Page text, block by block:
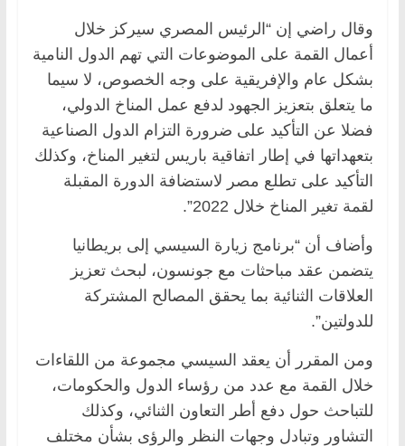
وقال راضي إن “الرئيس المصري سيركز خلال
أعمال القمة على الموضوعات التي تهم الدول النامية
بشكل عام والإفريقية على وجه الخصوص، لا سيما
ما يتعلق بتعزيز الجهود لدفع عمل المناخ الدولي،
فضلا عن التأكيد على ضرورة التزام الدول الصناعية
بتعهداتها في إطار اتفاقية باريس لتغير المناخ، وكذلك
التأكيد على تطلع مصر لاستضافة الدورة المقبلة
لقمة تغير المناخ خلال 2022”.
وأضاف أن “برنامج زيارة السيسي إلى بريطانيا
يتضمن عقد مباحثات مع جونسون، لبحث تعزيز
العلاقات الثنائية بما يحقق المصالح المشتركة
للدولتين”.
ومن المقرر أن يعقد السيسي مجموعة من اللقاءات
خلال القمة مع عدد من رؤساء الدول والحكومات،
للتباحث حول دفع أطر التعاون الثنائي، وكذلك
التشاور وتبادل وجهات النظر والرؤى بشأن مختلف